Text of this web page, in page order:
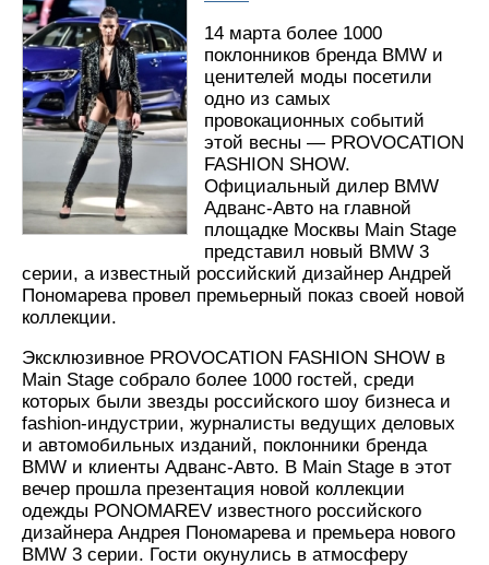
14 марта более 1000
поклонников бренда BMW и
ценителей моды посетили
одно из самых
провокационных событий
этой весны — PROVOCATION
FASHION SHOW.
Официальный дилер BMW
Адванс-Авто на главной
площадке Москвы Main Stage
представил новый BMW 3
серии, а известный российский дизайнер Андрей
Пономарева провел премьерный показ своей новой
коллекции.
Эксклюзивное PROVOCATION FASHION SHOW в
Main Stage собрало более 1000 гостей, среди
которых были звезды российского шоу бизнеса и
fashion-индустрии, журналисты ведущих деловых
и автомобильных изданий, поклонники бренда
BMW и клиенты Адванс-Авто. В Main Stage в этот
вечер прошла презентация новой коллекции
одежды PONOMAREV известного российского
дизайнера Андрея Пономарева и премьера нового
BMW 3 серии. Гости окунулись в атмосферу